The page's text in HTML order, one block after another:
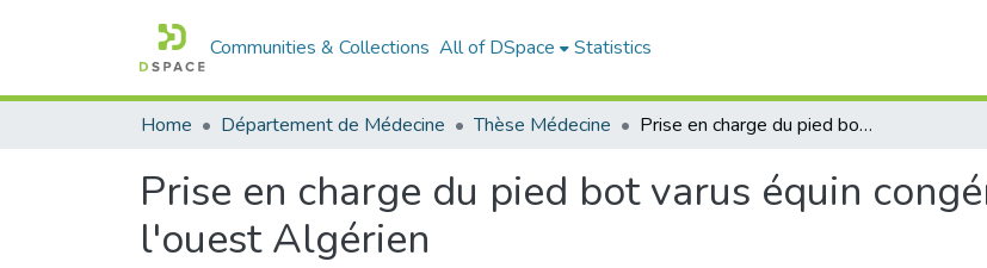
Communities & Collections All of DSpace Statistics
Home Département de Médecine Thèse Médecine Prise en charge du pied bot varus équin congénital idiopathique dans l'ouest Algérien
Prise en charge du pied bot varus équin
l'ouest Algérien